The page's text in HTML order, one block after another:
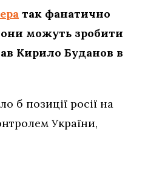
так фанатично
можуть зробити
Кирило Буданов в
б позиції росії на
України,